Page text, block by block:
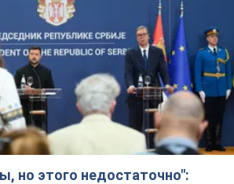
но этого недостаточно":